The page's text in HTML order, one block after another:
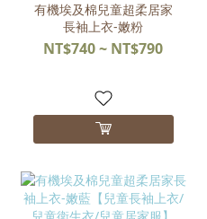
有機埃及棉兒童超柔居家
長袖上衣-嫩粉
NT$740 ~ NT$790